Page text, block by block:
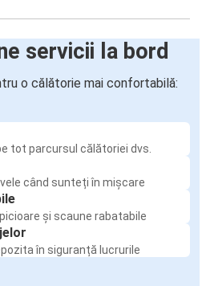
servicii la bord
o călătorie mai confortabilă:
tot parcursul călătoriei dvs.
când sunteți în mișcare
și scaune rabatabile
în siguranță lucrurile